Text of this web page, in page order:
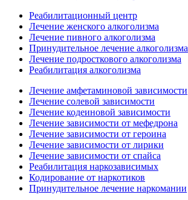
Реабилитационный центр
Лечение женского алкоголизма
Лечение пивного алкоголизма
Принудительное лечение алкоголизма
Лечение подросткового алкоголизма
Реабилитация алкоголизма
Лечение амфетаминовой зависимости
Лечение солевой зависимости
Лечение кодеиновой зависимости
Лечение зависимости от мефедрона
Лечение зависимости от героина
Лечение зависимости от лирики
Лечение зависимости от спайса
Реабилитация наркозависимых
Кодирование от наркотиков
Принудительное лечение наркомании